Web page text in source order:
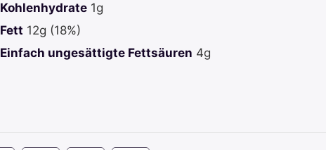
Kohlenhydrate 1g
Fett 12g (18%)
Einfach ungesättigte Fettsäuren 4g